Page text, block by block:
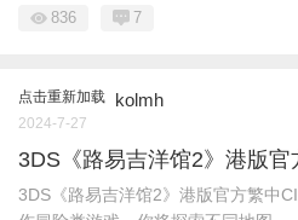
836 7
点击重新加载 kolmh
2024-7-27
3DS《路易吉洋馆2》港版官
3DS《路易吉洋馆2》港版官方繁中